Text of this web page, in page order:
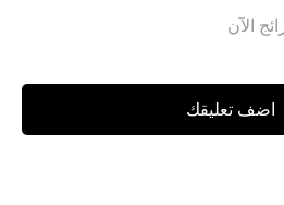
الآن
اضف تعليقك